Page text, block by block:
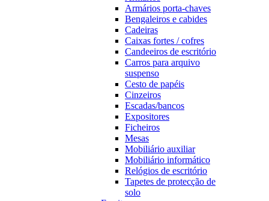
Armários porta-chaves
Bengaleiros e cabides
Cadeiras
Caixas fortes / cofres
Candeeiros de escritório
Carros para arquivo
suspenso
Cesto de papéis
Cinzeiros
Escadas/bancos
Expositores
Ficheiros
Mesas
Mobiliário auxiliar
Mobiliário informático
Relógios de escritório
Tapetes de protecção de
solo